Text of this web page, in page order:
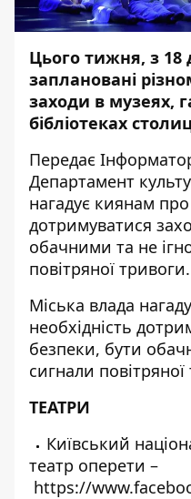
Цього тижня, з 18
заплановані
заходи в музеях,
бібліотеках
Передає
Департамент
нагадує киянам про
дотримуватися
обачними та не
повітряної тривоги.
Міська влада
необхідність
безпеки, бути
сигнали
ТЕАТРИ
Київський
театр оперети –
https://